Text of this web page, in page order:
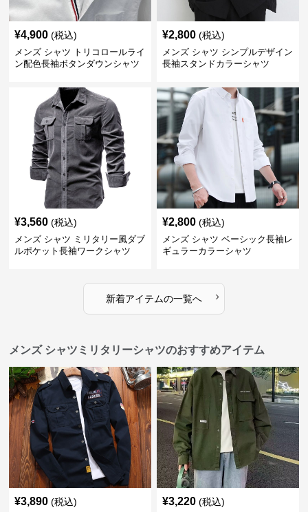
¥4,900 (税込)
メンズ シャツ トリコロールライ
ン配色長袖ボタンダウンシャツ
¥2,800 (税込)
メンズ シャツ シンプルデザイン
長袖スタンドカラーシャツ
¥3,560 (税込)
メンズ シャツ ミリタリー風ダブ
ルポケット長袖ワークシャツ
¥2,800 (税込)
メンズ シャツ ベーシック長袖レ
ギュラーカラーシャツ
新着アイテムの一覧へ ›
メンズ シャツミリタリーシャツのおすすめアイテム
¥3,890 (税込) ¥3,220 (税込)